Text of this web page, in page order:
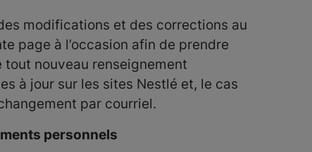
modifications et des corrections au
page à l’occasion afin de prendre
nouveau renseignement
à jour sur les sites Nestlé et, le cas
par courriel.
personnels